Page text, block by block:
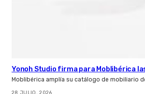
Yonoh Studio firma para Moblibérica
Moblibérica amplía su catálogo de mobiliario